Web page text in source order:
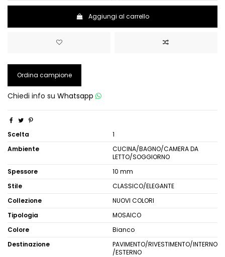
Aggiungi al carrello
Ordina campione
Chiedi info su Whatsapp
Scelta
1
Ambiente
CUCINA/BAGNO/CAMERA DA
LETTO/SOGGIORNO
Spessore
10 mm
Stile
CLASSICO/ELEGANTE
Collezione
NUOVI COLORI
Tipologia
MOSAICO
Colore
Bianco
Destinazione
PAVIMENTO/RIVESTIMENTO/INTERNO
/ESTERNO